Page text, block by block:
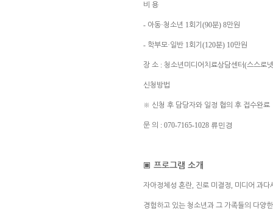
비 용
- 아동·청소년 1회기 (90분) 8만원
- 학부모·일반 1회기 (120분) 10만원
장 소 : 청소년미디어치료상담센터(스스로
신청방법
※ 신청 후 담당자와 일정 협의 후 접수완료
문 의 : 070-7165-1028 류민경
▣ 프로그램 소개
자아정체성 혼란, 진로 미결정, 미디어 과다
경험하고 있는 청소년과 그 가족들의 다양